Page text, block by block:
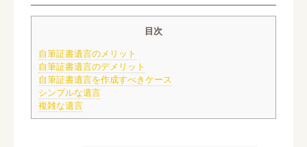
目次
自筆証書遺言のメリット
自筆証書遺言のデメリット
自筆証書遺言を作成すべきケース
シンプルな遺言
複雑な遺言